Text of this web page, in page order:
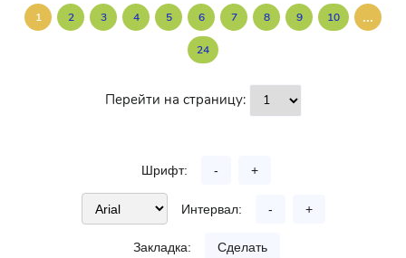
1 2 3 4 5 6 7 8 9 10 ...
24
Перейти на страницу:
Шрифт: - +
Интервал: - +
Закладка: Сделать